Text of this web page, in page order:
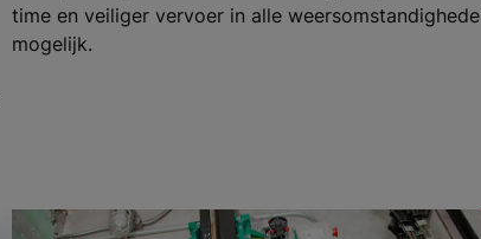
time en veiliger vervoer in alle
mogelijk.